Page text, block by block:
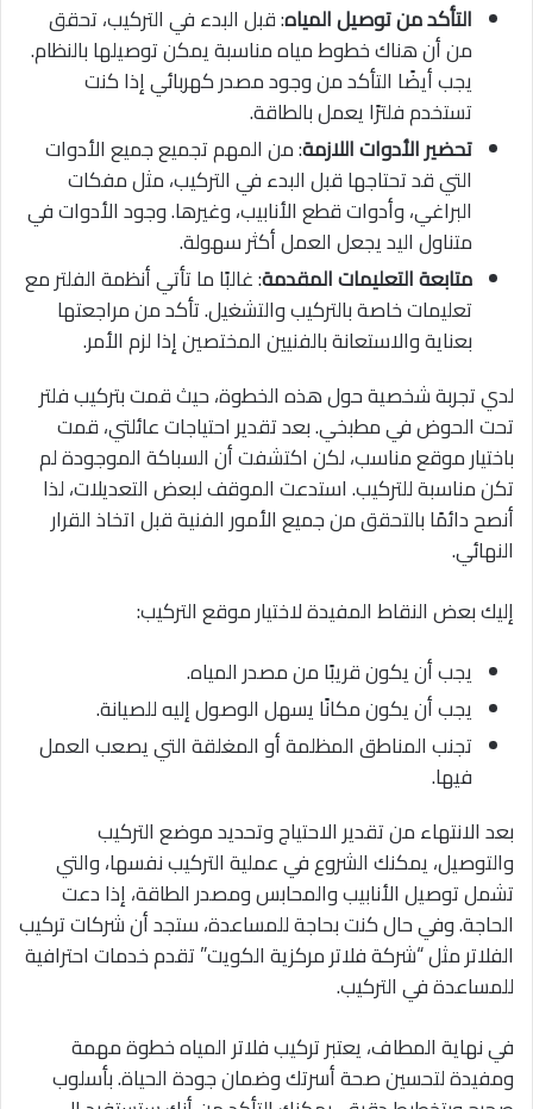
التأكد من توصيل المياه: قبل البدء في التركيب، تحقق
من أن هناك خطوط مياه مناسبة يمكن توصيلها بالنظام.
يجب أيضًا التأكد من وجود مصدر كهربائي إذا كنت
تستخدم فلترًا يعمل بالطاقة.
تحضير الأدوات اللازمة: من المهم تجميع جميع الأدوات
التي قد تحتاجها قبل البدء في التركيب، مثل مفكات
البراغي، وأدوات قطع الأنابيب، وغيرها. وجود الأدوات في
متناول اليد يجعل العمل أكثر سهولة.
متابعة التعليمات المقدمة: غالبًا ما تأتي أنظمة الفلتر مع
تعليمات خاصة بالتركيب والتشغيل. تأكد من مراجعتها
بعناية والاستعانة بالفنيين المختصين إذا لزم الأمر.
لدي تجربة شخصية حول هذه الخطوة، حيث قمت بتركيب فلتر
تحت الحوض في مطبخي. بعد تقدير احتياجات عائلتي، قمت
باختيار موقع مناسب، لكن اكتشفت أن السباكة الموجودة لم
تكن مناسبة للتركيب. استدعت الموقف لبعض التعديلات، لذا
أنصح دائمًا بالتحقق من جميع الأمور الفنية قبل اتخاذ القرار
النهائي.
إليك بعض النقاط المفيدة لاختيار موقع التركيب:
يجب أن يكون قريبًا من مصدر المياه.
يجب أن يكون مكانًا يسهل الوصول إليه للصيانة.
تجنب المناطق المظلمة أو المغلقة التي يصعب العمل
فيها.
بعد الانتهاء من تقدير الاحتياج وتحديد موضع التركيب
والتوصيل، يمكنك الشروع في عملية التركيب نفسها، والتي
تشمل توصيل الأنابيب والمحابس ومصدر الطاقة، إذا دعت
الحاجة. وفي حال كنت بحاجة للمساعدة، ستجد أن شركات تركيب
الفلاتر مثل “شركة فلاتر مركزية الكويت” تقدم خدمات احترافية
للمساعدة في التركيب.
في نهاية المطاف، يعتبر تركيب فلاتر المياه خطوة مهمة
ومفيدة لتحسين صحة أسرتك وضمان جودة الحياة. بأسلوب